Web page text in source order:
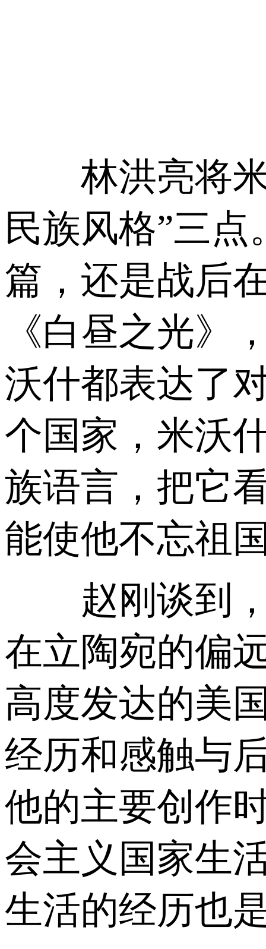
林洪亮将米
民族风格”三
篇，还是战后
《白昼之光》
沃什都表达了
个国家，米沃
族语言，把它
能使他不忘祖
赵刚谈到，
在立陶宛的偏
高度发达的美
经历和感触与
他的主要创作
会主义国家生
生活的经历也